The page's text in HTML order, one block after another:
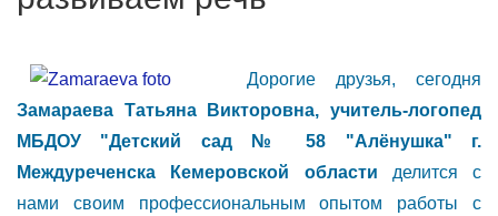
Дорогие друзья, сегодня
Замараева Татьяна Викторовна, учитель-логопед
МБДОУ "Детский сад № 58 "Алёнушка" г.
Междуреченска Кемеровской области делится с
нами своим профессиональным опытом работы с